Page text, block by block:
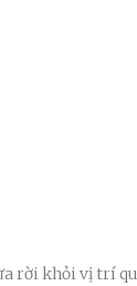
rời khỏi vị trí